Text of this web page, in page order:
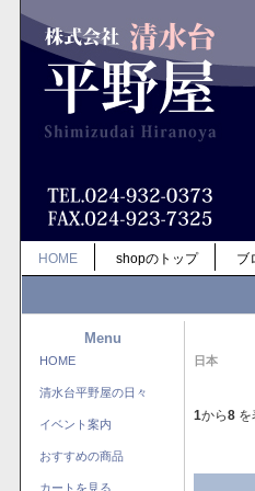
HOME shopのトップ ブ
Menu
HOME
清水台平野屋の日々
イベント案内
おすすめの商品
カートを見る
日本
1から8 を